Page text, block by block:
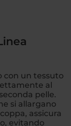
con un tessuto
al
pelle.
si allargano
assicura
evitando